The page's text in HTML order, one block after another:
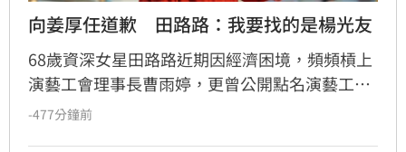
向姜厚任道歉　田路路：我要找的是楊光友
68歲資深女星田路路近期因經濟困境，頻頻槓上
演藝工會理事長曹雨婷，更曾公開點名演藝工會
創辦人姜厚任出面解決。未料田路路今（8日）
-477分鐘前